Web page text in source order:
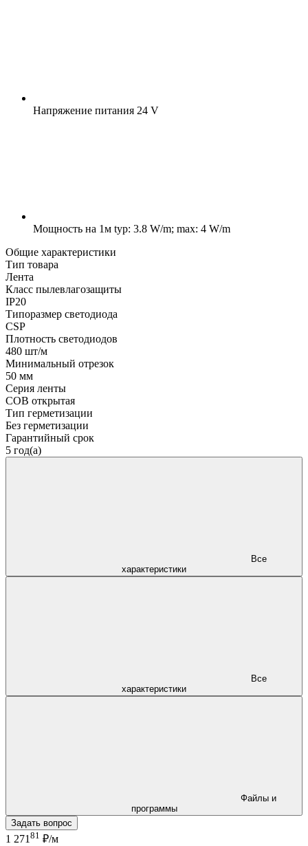
Напряжение питания 24 V
Мощность на 1м typ: 3.8 W/m; max: 4 W/m
Общие характеристики
Тип товара
Лента
Класс пылевлагозащиты
IP20
Типоразмер светодиода
CSP
Плотность светодиодов
480 шт/м
Минимальный отрезок
50 мм
Серия ленты
COB открытая
Тип герметизации
Без герметизации
Гарантийный срок
5 год(а)
характеристики
характеристики
программы
Задать вопрос
1 271 81 ₽/м